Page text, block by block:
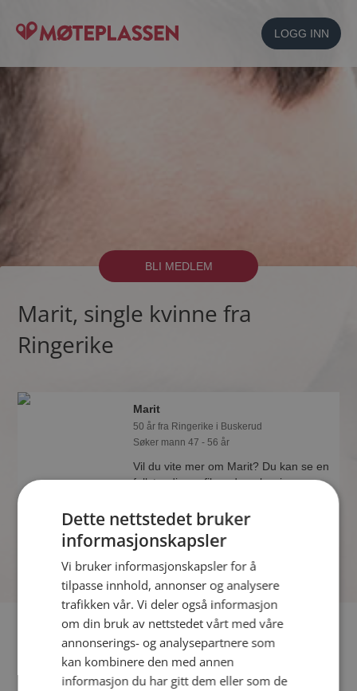
LOGG INN
BLI MEDLEM
Marit, single kvinne fra
Ringerike
Marit
50 år fra Ringerike i Buskerud
Søker mann 47 - 56 år
Vil du vite mer om Marit? Du kan se en
fullstendig profil med opplysninger og
Møteplassen.
Fler single
Flere singlekvinner fra Ringerike: ToroAnn
Dette nettstedet bruker
informasjonskapsler
Vi bruker informasjonskapsler for å
tilpasse innhold, annonser og analysere
trafikken vår. Vi deler også informasjon
om din bruk av nettstedet vårt med våre
annonserings- og analysepartnere som
kan kombinere den med annen
informasjon du har gitt dem eller som de